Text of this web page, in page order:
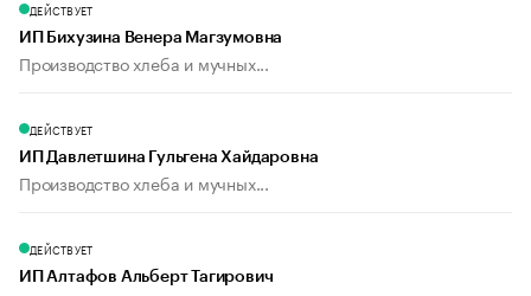
ДЕЙСТВУЕТ
ИП Бихузина Венера Магзумовна
Производство хлеба и мучных...
ДЕЙСТВУЕТ
ИП Давлетшина Гульгена Хайдаровна
Производство хлеба и мучных...
ДЕЙСТВУЕТ
ИП Алтафов Альберт Тагирович